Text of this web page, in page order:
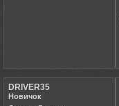
DRIVER35
Новичок